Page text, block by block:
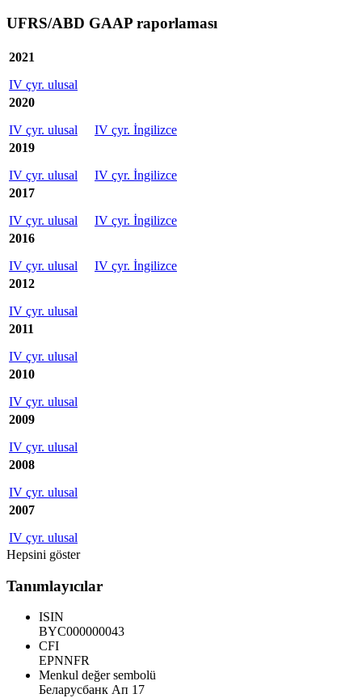
UFRS/ABD GAAP raporlaması
2021
IV çyr. ulusal
2020
IV çyr. ulusal
IV çyr. İngilizce
2019
IV çyr. ulusal
IV çyr. İngilizce
2017
IV çyr. ulusal
IV çyr. İngilizce
2016
IV çyr. ulusal
IV çyr. İngilizce
2012
IV çyr. ulusal
2011
IV çyr. ulusal
2010
IV çyr. ulusal
2009
IV çyr. ulusal
2008
IV çyr. ulusal
2007
IV çyr. ulusal
Hepsini göster
Tanımlayıcılar
ISIN
BYC000000043
CFI
EPNNFR
Menkul değer sembolü
Беларусбанк Ап 17